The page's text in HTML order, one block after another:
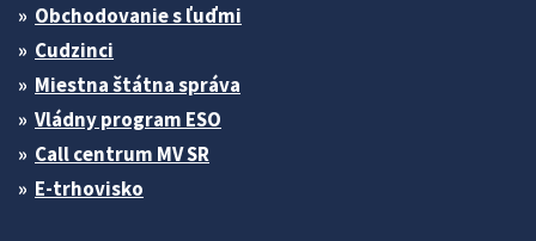
Obchodovanie s ľuďmi
Cudzinci
Miestna štátna správa
Vládny program ESO
Call centrum MV SR
E-trhovisko